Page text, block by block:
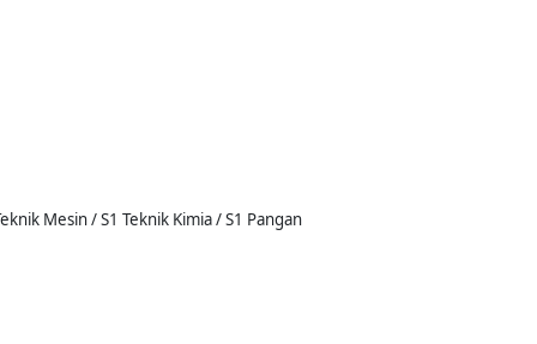
Mesin / S1 Teknik Kimia / S1 Pangan